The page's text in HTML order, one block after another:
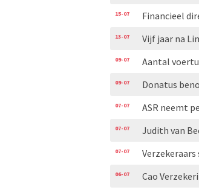
15-07 Financieel
13-07 Vijf jaar na
09-07 Aantal
09-07 Donatus
07-07 ASR neemt
07-07 Judith van
07-07
06-07 Cao